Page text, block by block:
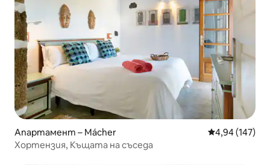
Апартамент – Mácher Средна
4,94 (147)
Хортензия, Къщата на съседа